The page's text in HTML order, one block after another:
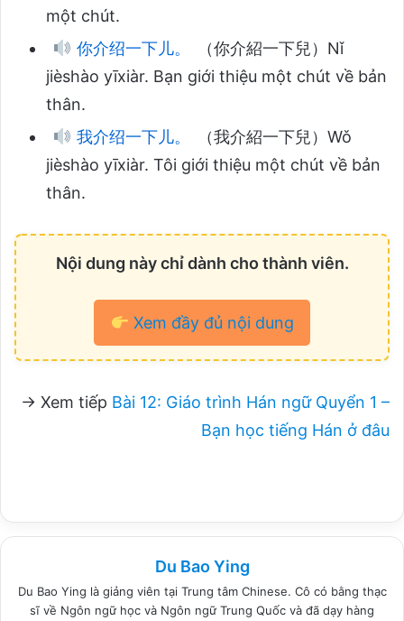
một chút.
你介绍一下儿。
（你介紹一下兒）Nǐ
jièshào yīxiàr. Bạn giới thiệu một chút về bản
thân.
我介绍一下儿。
（我介紹一下兒）Wǒ
jièshào yīxiàr. Tôi giới thiệu một chút về bản
thân.
Nội dung này chỉ dành cho thành viên.
Xem đầy đủ nội dung
→ Xem tiếp Bài 12: Giáo trình Hán ngữ Quyển 1 –
Bạn học tiếng Hán ở đâu
Du Bao Ying
Du Bao Ying là giảng viên tại Trung tâm Chinese. Cô có bằng thạc
sĩ về Ngôn ngữ học và Ngôn ngữ Trung Quốc và đã dạy hàng